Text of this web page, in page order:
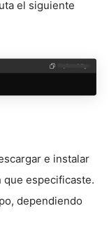
el siguiente
e instalar
que especificaste.
dependiendo